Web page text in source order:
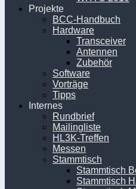
Projekte
BCC-Handbuch
Hardware
Transceiver
Antennen
Zubehör
Software
Vorträge
Tipps
Internes
Rundbrief
Mailingliste
HL3K-Treffen
Messen
Stammtisch
Stammtisch
Stammtisch